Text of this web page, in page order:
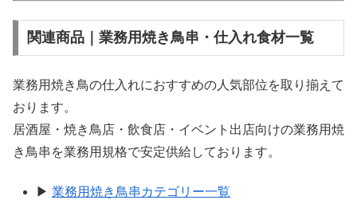
関連商品｜業務用焼き鳥串・仕入れ食材一覧
業務用焼き鳥の仕入れにおすすめの人気部位を取り揃えて
おります。
居酒屋・焼き鳥店・飲食店・イベント出店向けの業務用焼
き鳥串を業務用規格で安定供給しております。
▶業務用焼き鳥串カテゴリー一覧